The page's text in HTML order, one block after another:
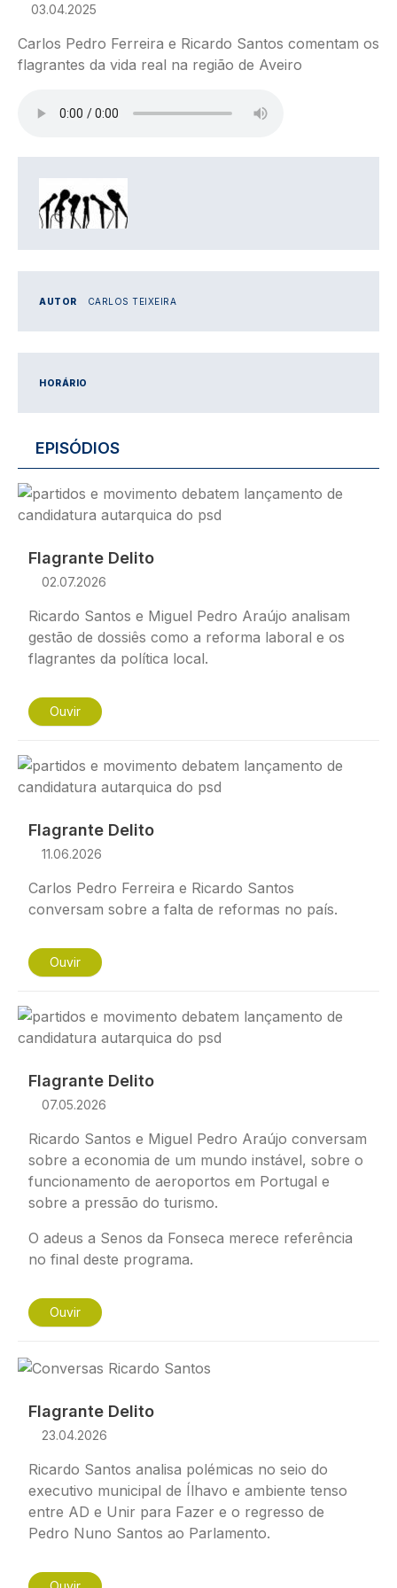
03.04.2025
Carlos Pedro Ferreira e Ricardo Santos comentam os
flagrantes da vida real na região de Aveiro
AUTOR CARLOS TEIXEIRA
HORÁRIO
EPISÓDIOS
Imagem
Flagrante Delito
02.07.2026
Ricardo Santos e Miguel Pedro Araújo analisam
gestão de dossiês como a reforma laboral e os
flagrantes da política local.
Ouvir
Imagem
Flagrante Delito
11.06.2026
Carlos Pedro Ferreira e Ricardo Santos
conversam sobre a falta de reformas no país.
Ouvir
Imagem
Flagrante Delito
07.05.2026
Ricardo Santos e Miguel Pedro Araújo conversam
sobre a economia de um mundo instável, sobre o
funcionamento de aeroportos em Portugal e
sobre a pressão do turismo.
O adeus a Senos da Fonseca merece referência
no final deste programa.
Ouvir
Imagem
Flagrante Delito
23.04.2026
Ricardo Santos analisa polémicas no seio do
executivo municipal de Ílhavo e ambiente tenso
entre AD e Unir para Fazer e o regresso de
Pedro Nuno Santos ao Parlamento.